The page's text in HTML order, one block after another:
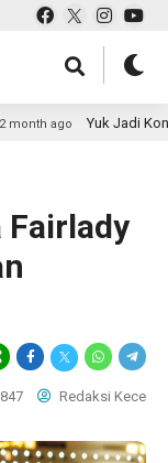
Yuk Jadi Kontributor
Fairlady
847 Redaksi Kece